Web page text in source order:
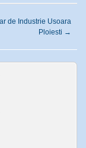
de Industrie Usoara
Ploiesti →